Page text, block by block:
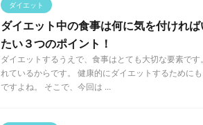
ダイエット
ダイエット中の食事は何に気を付けれ
たい３つのポイント！
ダイエットするうえで、食事はとても大切な要素で
れているからです。 健康的にダイエットするために
ですよね。 そこで、今回は ...